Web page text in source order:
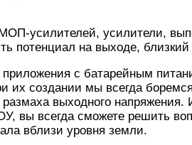
усилителей, усилители,
потенциал на выходе,
приложения с батарейным
их создании мы всегда
выходного
вы всегда сможете решить
вблизи уровня земли.